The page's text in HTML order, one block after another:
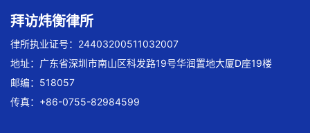
拜访炜衡律所
律所执业证号：24403200511032007
地址：广东省深圳市南山区科发路19号华润置地大厦D座19楼
邮编：518057
传真：+86-0755-82984599